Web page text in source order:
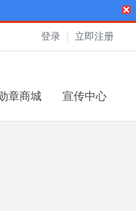
登录 立即注册
章商城 宣传中心